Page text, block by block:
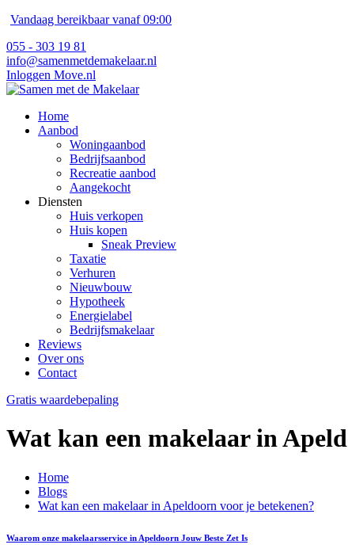
Vandaag bereikbaar vanaf 09:00
055 - 303 19 81
info@samenmetdemakelaar.nl
Inloggen Move.nl
Home
Aanbod
Woningaanbod
Bedrijfsaanbod
Recreatie aanbod
Aangekocht
Diensten
Huis verkopen
Huis kopen
Sneak Preview
Taxatie
Verhuren
Nieuwbouw
Hypotheek
Energielabel
Bedrijfsmakelaar
Reviews
Over ons
Contact
Gratis waardebepaling
Wat kan een makelaar in
Home
Blogs
Wat kan een makelaar in Apeldoorn voor je betekenen?
Waarom onze makelaarsservice in Apeldoorn Jouw Beste Zet Is